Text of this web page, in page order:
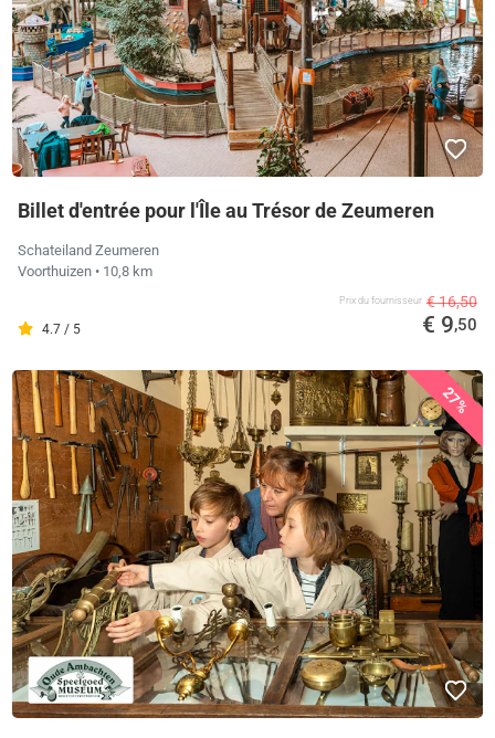
Billet d'entrée pour l'Île au Trésor de Zeumeren
Schateiland Zeumeren
Voorthuizen • 10,8 km
4.7 / 5
Prix ​​du fournisseur € 16,50
€ 9,50
27%